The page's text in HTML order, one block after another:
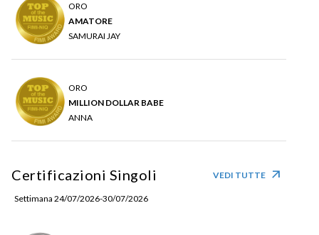
ORO
AMATORE
SAMURAI JAY
ORO
MILLION DOLLAR BABE
ANNA
Certificazioni Singoli
Settimana 24/07/2026-30/07/2026
VEDI TUTTE arrow_outward